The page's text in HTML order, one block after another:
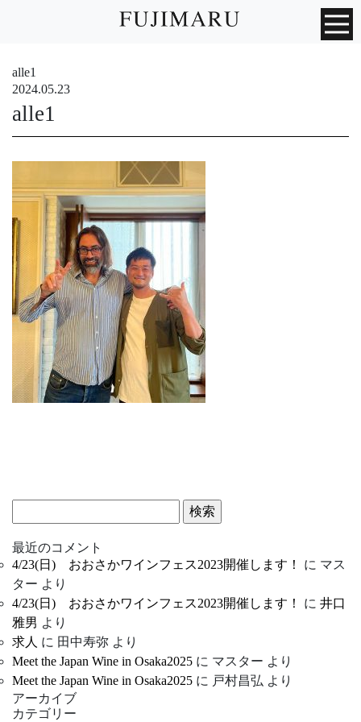
alle1
2024.05.23
alle1
索:
最近のコメント
4/23(日) おおさかワインフェス2023開催します！
に マス
ター より
4/23(日) おおさかワインフェス2023開催します！
に 井口
雅男 より
求人 に 田中寿弥 より
Meet the Japan Wine in Osaka2025 に マスター より
Meet the Japan Wine in Osaka2025 に 戸村昌弘 より
アーカイブ
カテゴリー